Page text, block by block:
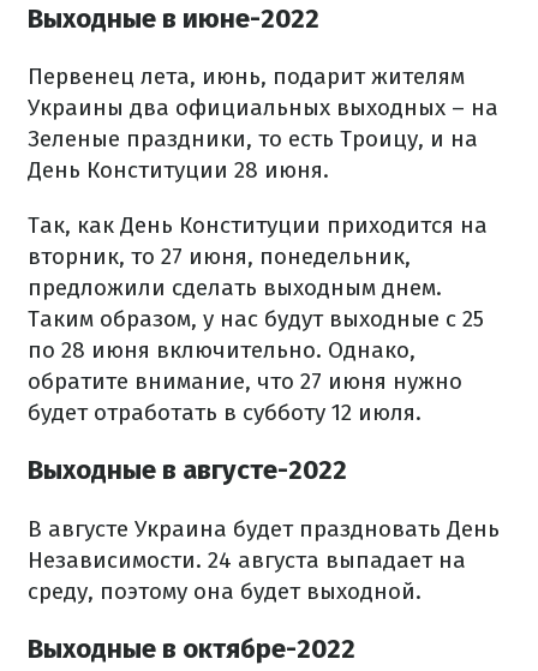
Выходные в июне-2022
Первенец лета, июнь, подарит жителям
Украины два официальных выходных – на
Зеленые праздники, то есть Троицу, и на
День Конституции 28 июня.
Так, как День Конституции приходится на
вторник, то 27 июня, понедельник,
предложили сделать выходным днем.
Таким образом, у нас будут выходные с 25
по 28 июня включительно. Однако,
обратите внимание, что 27 июня нужно
будет отработать в субботу 12 июля.
Выходные в августе-2022
В августе Украина будет праздновать День
Независимости. 24 августа выпадает на
среду, поэтому она будет выходной.
Выходные в октябре-2022